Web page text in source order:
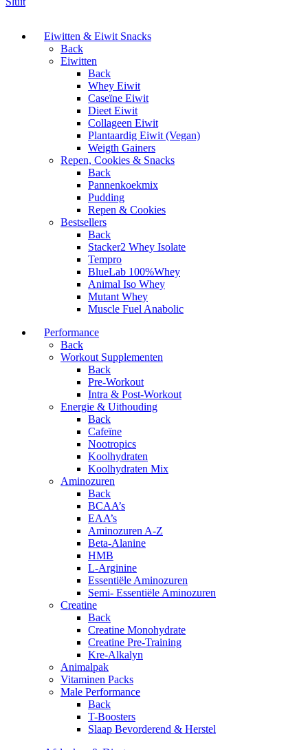
Eiwitten & Eiwit Snacks
Back
Eiwitten
Back
Whey Eiwit
Caseïne Eiwit
Dieet Eiwit
Collageen Eiwit
Plantaardig Eiwit (Vegan)
Weigth Gainers
Repen, Cookies & Snacks
Back
Pannenkoekmix
Pudding
Repen & Cookies
Bestsellers
Back
Stacker2 Whey Isolate
Tempro
BlueLab 100%Whey
Animal Iso Whey
Mutant Whey
Muscle Fuel Anabolic
Performance
Back
Workout Supplementen
Back
Pre-Workout
Intra & Post-Workout
Energie & Uithouding
Back
Cafeïne
Nootropics
Koolhydraten
Koolhydraten Mix
Aminozuren
Back
BCAA’s
EAA’s
Aminozuren A-Z
Beta-Alanine
HMB
L-Arginine
Essentiële Aminozuren
Semi- Essentiële Aminozuren
Creatine
Back
Creatine Monohydrate
Creatine Pre-Training
Kre-Alkalyn
Animalpak
Vitaminen Packs
Male Performance
Back
T-Boosters
Slaap Bevorderend & Herstel